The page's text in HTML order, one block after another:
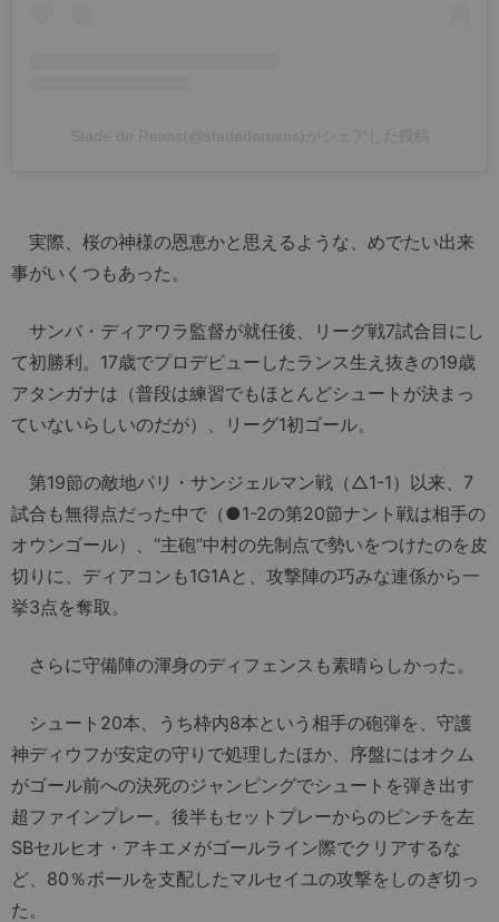
実際、桜の神様の恩恵かと思えるような、めでたい出来
事がいくつもあった。
サンバ・ディアワラ監督が就任後、リーグ戦7試合目にし
て初勝利。17歳でプロデビューしたランス生え抜きの19歳
アタンガナは（普段は練習でもほとんどシュートが決まっ
ていないらしいのだが）、リーグ1初ゴール。
第19節の敵地パリ・サンジェルマン戦（△1-1）以来、7
試合も無得点だった中で（●1-2の第20節ナント戦は相手の
オウンゴール）、“主砲”中村の先制点で勢いをつけたのを皮
切りに、ディアコンも1G1Aと、攻撃陣の巧みな連係から一
挙3点を奪取。
さらに守備陣の渾身のディフェンスも素晴らしかった。
シュート20本、うち枠内8本という相手の砲弾を、守護
神ディウフが安定の守りで処理したほか、序盤にはオクム
がゴール前への決死のジャンピングでシュートを弾き出す
超ファインプレー。後半もセットプレーからのピンチを左
SBセルヒオ・アキエメがゴールライン際でクリアするな
ど、80％ボールを支配したマルセイユの攻撃をしのぎ切っ
た。